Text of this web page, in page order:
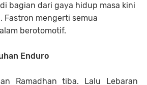
bagian dari gaya hidup masa kini
Fastron mengerti semua
berotomotif.
Enduro
Ramadhan tiba. Lalu Lebaran